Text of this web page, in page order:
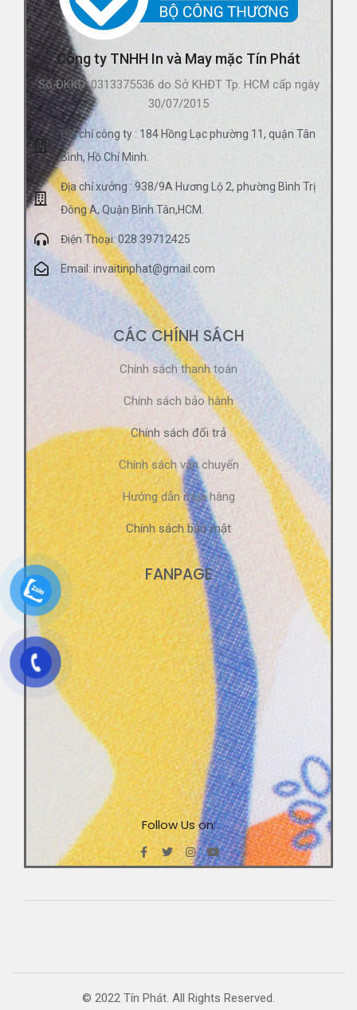
Công ty TNHH In và May mặc Tín Phát
Số ĐKKD: 0313375536 do Sở KHĐT Tp. HCM cấp ngày
30/07/2015
Địa chỉ công ty : 184 Hồng Lạc phường 11, quận Tân
Bình, Hồ Chí Minh.
Địa chỉ xưởng : 938/9A Hương Lộ 2, phường Bình Trị
Đông A, Quận Bình Tân,HCM.
Điện Thoại: 028 39712425
Email: invaitinphat@gmail.com
CÁC CHÍNH SÁCH
Chính sách thanh toán
Chính sách bảo hành
Chính sách đổi trả
Chính sách vận chuyển
Hướng dẫn mua hàng
Chính sách bảo mật
FANPAGE
Follow Us on:
© 2022 Tín Phát. All Rights Reserved.